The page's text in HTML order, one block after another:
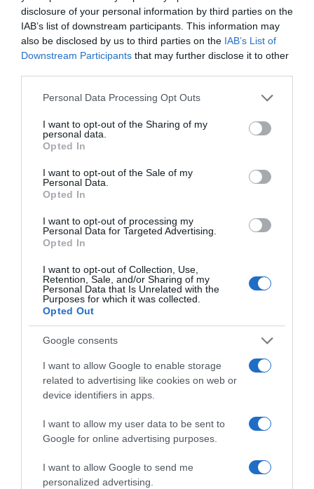
disclosure of your personal information by third parties on the
IAB’s list of downstream participants. This information may
also be disclosed by us to third parties on the IAB’s List of
Downstream Participants that may further disclose it to other
Please note that this website/app uses one or more Google
not limited to your visit or usage behaviour. You may click to
grant or deny consent to Google and its third-party tags to
use your data for below specified purposes in below Google
consent section.
Personal Data Processing Opt Outs
I want to opt-out of the Sharing of my
personal data.
Opted In
I want to opt-out of the Sale of my
Personal Data.
Opted In
I want to opt-out of processing my
Personal Data for Targeted Advertising.
Opted In
I want to opt-out of Collection, Use,
Retention, Sale, and/or Sharing of my
Personal Data that Is Unrelated with the
Purposes for which it was collected.
Opted Out
Google consents
I want to allow Google to enable storage
related to advertising like cookies on web or
device identifiers in apps.
I want to allow my user data to be sent to
Google for online advertising purposes.
I want to allow Google to send me
personalized advertising.
A sikeres randizók nem hagynak esélyt a csalódásra. Ez
azonban megkívánja, hogy ne csak azzal legyél
tisztában, hogy mit akarsz a másiktól, hanem azzal is,
hogy Neked mire van igazán szükséged. Ha tudod, hogy
magad.
5. Hallgasd meg a másikat
megállás nélkül csak magáról mesél. Egy jó
beszélgetésnek meg van a saját természetes ritmusa,
egyszer mi kérdezünk, egyszer mi válaszolunk. Ne csak
az illendőség kedvéért figyelj arra, hogy mit mond a
másik. Ha érzi, hogy tényleg érdekel Téged, amit mond,
akkor jobban megnyílik majd, és őszinte lesz, így
Sikert elérni a randizás terén nem is olyan nehéz, mint
gondolnád. Ha folyamatosan fejleszted a cikkben
említett tulajdonságaidat, akkor Neked is sikerülni fog.
Ez is érdekelhet! -10 tipp a tökéletes társkereső
profilhoz
Megosztás: Twitter